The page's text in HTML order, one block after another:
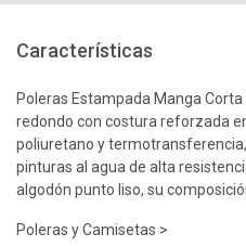
Características
Poleras Estampada Manga
redondo con costura reforzada
poliuretano y
pinturas al agua de alta
algodón punto liso, su
Poleras y Camisetas >